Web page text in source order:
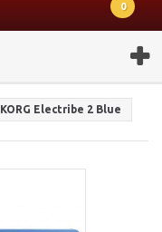
0
KORG Electribe 2 Blue